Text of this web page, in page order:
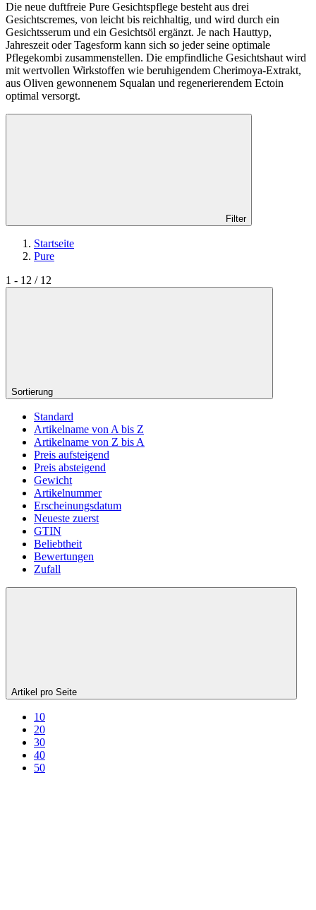
Die neue duftfreie Pure Gesichtspflege besteht aus drei
Gesichtscremes, von leicht bis reichhaltig, und wird durch ein
Gesichtsserum und ein Gesichtsöl ergänzt. Je nach Hauttyp,
Jahreszeit oder Tagesform kann sich so jeder seine optimale
Pflegekombi zusammenstellen. Die empfindliche Gesichtshaut wird
mit wertvollen Wirkstoffen wie beruhigendem Cherimoya-Extrakt,
aus Oliven gewonnenem Squalan und regenerierendem Ectoin
optimal versorgt.
Filter
Startseite
Pure
1 - 12 / 12
Sortierung
Standard
Artikelname von A bis Z
Artikelname von Z bis A
Preis aufsteigend
Preis absteigend
Gewicht
Artikelnummer
Erscheinungsdatum
Neueste zuerst
GTIN
Beliebtheit
Bewertungen
Zufall
Artikel pro Seite
10
20
30
40
50